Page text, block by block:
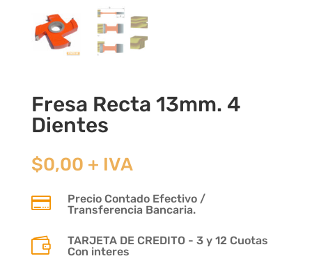
Fresa Recta 13mm. 4
Dientes
$0,00 + IVA

Precio Contado Efectivo /
Transferencia Bancaria.

TARJETA DE CREDITO - 3 y 12 Cuotas
Con interes